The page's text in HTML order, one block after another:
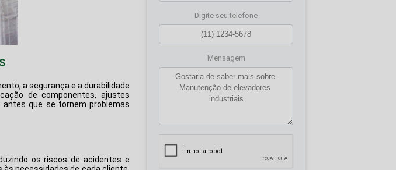
a segurança e a durabilidade
de componentes, ajustes
que se tornem problemas
os riscos de acidentes e
Digite seu telefone
Mensagem